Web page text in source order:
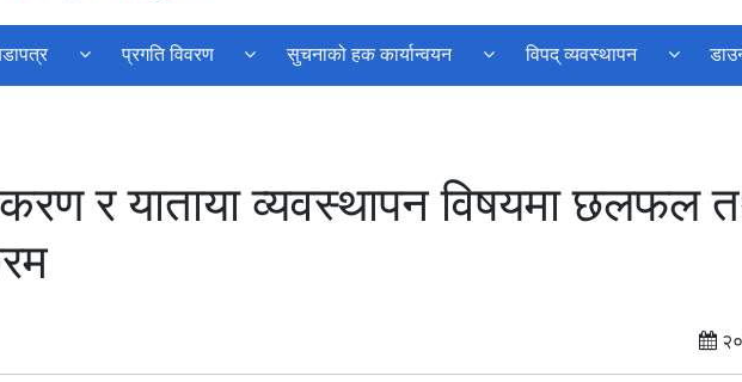
प्रगति विवरण सुचनाको हक कार्यान्वयन विपद् व्यवस्थापन
र याताया व्यवस्थापन विषयमा छलफल